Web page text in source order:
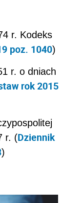
r. Kodeks
poz. 1040)
r. o dniach
rok 2015
r. (Dziennik
)